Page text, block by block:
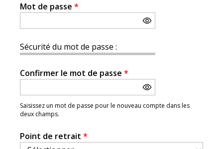
Mot de passe *
Sécurité du mot de passe :
Confirmer le mot de passe *
Saisissez un mot de passe pour le nouveau compte dans les
deux champs.
Point de retrait *